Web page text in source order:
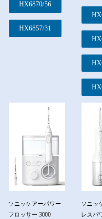
HX6870/56
HX6857/31
ソニッケアーパワー
フロッサー 3000
ソニッ
レスパ